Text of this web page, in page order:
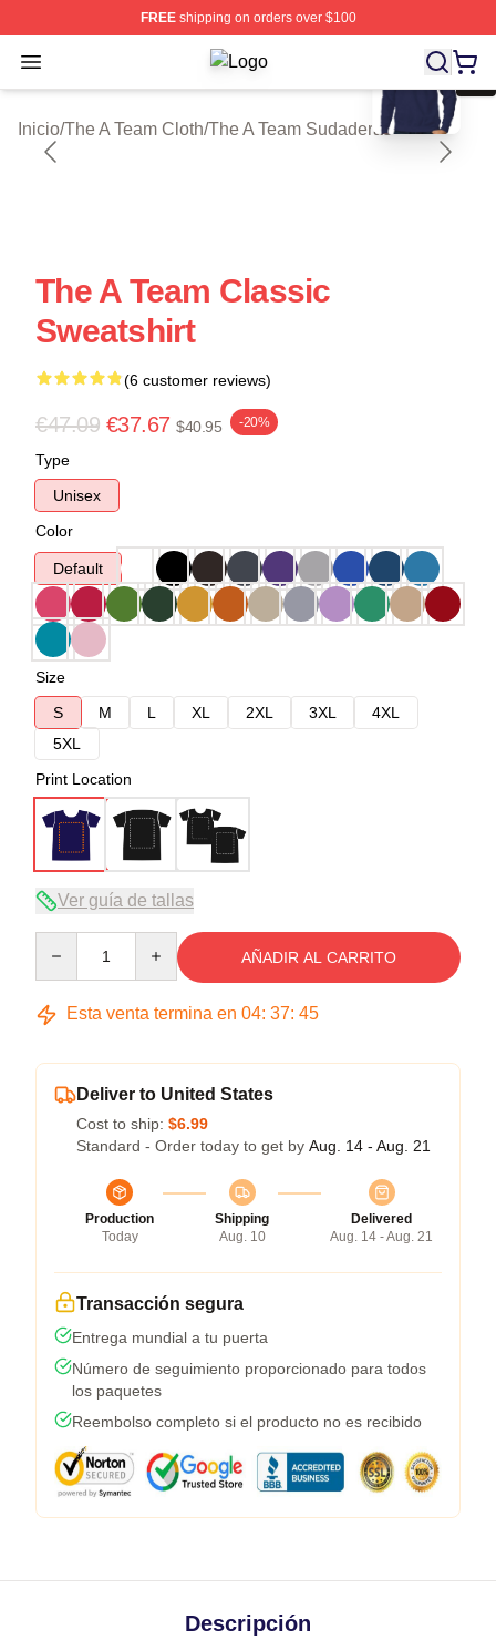
FREEshipping on orders over $100
Open menu The A Team Shop ⚡️ Officially
Inicio/The A Team Cloth/The A Team Sudaderas
blank template
The A Team Classic
Sweatshirt
(6 customer reviews)
€47.09 €37.67 $40.95 -20%
Type
Unisex
Color
Default
Size
S
M L XL 2XL 3XL
4XL
5XL
Print Location
Ver guía de tallas
AÑADIR AL CARRITO
Esta venta termina en 04: 37: 45
Deliver to United States
Cost to ship: $6.99
Standard - Order today to get by Aug. 14 - Aug. 21
Production
Today
Shipping
Aug. 10
Delivered
Aug. 14 - Aug. 21
Transacción segura
Entrega mundial a tu puerta
Número de seguimiento proporcionado para todos
los paquetes
Reembolso completo si el producto no es recibido
Descripción